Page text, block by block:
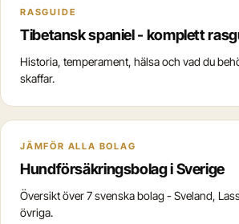
RASGUIDE
Tibetansk spaniel - komplett
Historia, temperament, hälsa och vad du
skaffar.
JÄMFÖR ALLA BOLAG
Hundförsäkringsbolag i Sverige
Översikt över 7 svenska bolag - Sveland,
övriga.